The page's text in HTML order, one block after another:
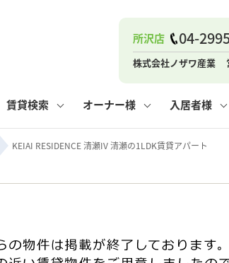
所沢店 04-
株式会社ノザワ産業
賃貸検索 オーナー様 入居者様
閲覧履歴 保存し
管理のご依頼
住まいのトラブルQ&A お住まい
よくある質問
媒介契約の種類
スタッフブログ
店
KEIAI RESIDENCE 清瀬IV 清瀬の1LDK賃貸アパート